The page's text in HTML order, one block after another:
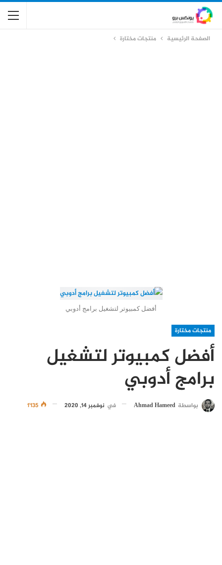
الصفحة الرئيسية منتجات مختارة
أفضل كمبيوتر لتشغيل برامج أدوبي
منتجات مختارة
أفضل كمبيوتر لتشغيل
برامج أدوبي
بواسطة Ahmad Hameed في نوفمبر 14, 2020